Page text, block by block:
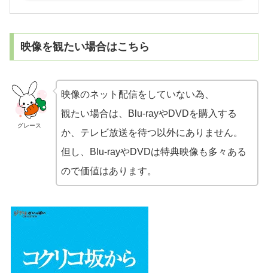
映像を観たい場合はこちら
グレース
映像のネット配信をしていない為、
観たい場合は、Blu-rayやDVDを購入する
か、テレビ放送を待つ以外にありません。
但し、Blu-rayやDVDは特典映像も多々ある
ので価値はあります。